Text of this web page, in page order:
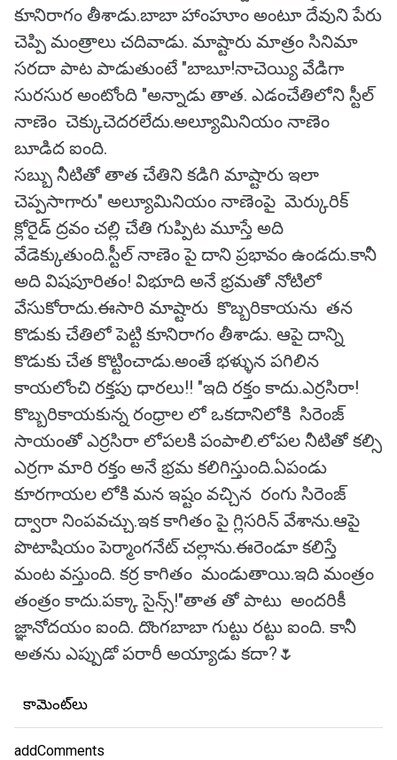
కూనిరాగం తీశాడు.బాబా హాంహూం అంటూ దేవుని పేరు
చెప్పి మంత్రాలు చదివాడు. మాష్టారు మాత్రం సినిమా
సరదా పాట పాడుతుంటే "బాబూ!నాచెయ్యి వేడిగా
సురసుర అంటోంది "అన్నాడు తాత. ఎడంచేతిలోని స్టీల్
నాణెం చెక్కుచెదరలేదు.అల్యూమినియం నాణెం
బూడిద ఐంది.
సబ్బు నీటితో తాత చేతిని కడిగి మాష్టారు ఇలా
చెప్పసాగారు" అల్యూమినియం నాణెంపై మెర్కురిక్
క్లోరైడ్ ద్రవం చల్లి చేతి గుప్పిట మూస్తే అది
వేడెక్కుతుంది.స్టీల్ నాణెం పై దాని ప్రభావం ఉండదు.కానీ
అది విషపూరితం! విభూది అనే భ్రమతో నోటిలో
వేసుకోరాదు.ఈసారి మాష్టారు కొబ్బరికాయను తన
కొడుకు చేతిలో పెట్టి కూనిరాగం తీశాడు. ఆపై దాన్ని
కొడుకు చేత కొట్టించాడు.అంతే భళ్ళున పగిలిన
కాయలోంచి రక్తపు ధారలు!! "ఇది రక్తం కాదు.ఎర్రసిరా!
కొబ్బరికాయకున్న రంధ్రాల లో ఒకదానిలోకి సిరెంజ్
సాయంతో ఎర్రసిరా లోపలకి పంపాలి.లోపల నీటితో కల్సి
ఎర్రగా మారి రక్తం అనే భ్రమ కలిగిస్తుంది.ఏపండు
కూరగాయల లోకి మన ఇష్టం వచ్చిన రంగు సిరెంజ్
ద్వారా నింపవచ్చు.ఇక కాగితం పై గ్లిసరిన్ వేశాను.ఆపై
పొటాషియం పెర్మాంగనేట్ చల్లాను.ఈరెండూ కలిస్తే
మంట వస్తుంది. కర్ర కాగితం మండుతాయి.ఇది మంత్రం
తంత్రం కాదు.పక్కా సైన్స్!"తాత తో పాటు అందరికీ
జ్ఞానోదయం ఐంది. దొంగబాబా గుట్టు రట్టు ఐంది. కానీ
అతను ఎప్పుడో పరారీ అయ్యాడు కదా?🌷
కామెంట్‌లు
addComments